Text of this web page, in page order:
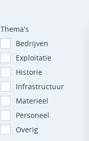
Thema's
Bedrijven
Exploitatie
Historie
Infrastructuur
Materieel
Personeel
Overig